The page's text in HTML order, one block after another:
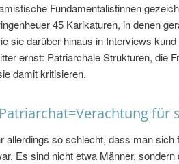
Fundamentalistinnen
45 Karikaturen, in denen
sie darüber hinaus in Interviews
ernst: Patriarchale Strukturen, die
damit kritisieren.
für
allerdings so schlecht, dass man sich
Es sind nicht etwa Männer, sondern